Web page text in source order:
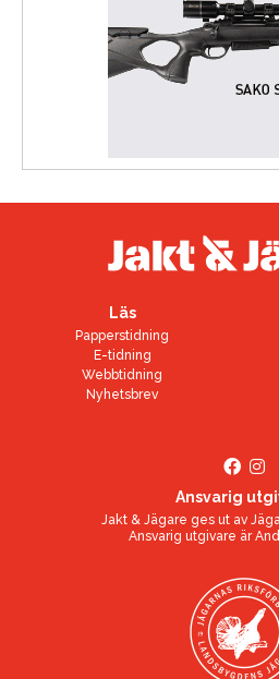
Läs
Papperstidning
E-tidning
Webbtidning
Nyhetsbrev
Ansvarig
Jakt & Jägare ges ut av
Ansvarig utgivare är